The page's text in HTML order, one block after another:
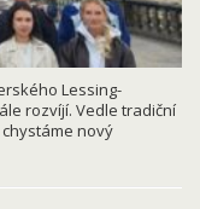
Lessing-
rozvíjí. Vedle tradiční
nový